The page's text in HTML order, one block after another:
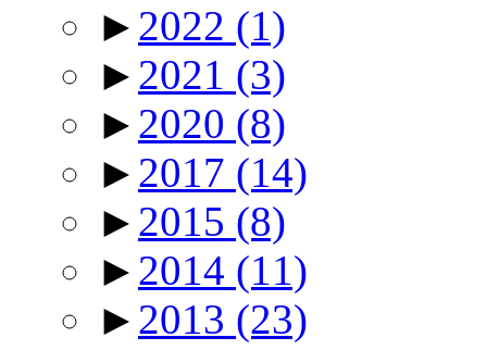
► 2022 (1)
► 2021 (3)
► 2020 (8)
► 2017 (14)
► 2015 (8)
► 2014 (11)
► 2013 (23)